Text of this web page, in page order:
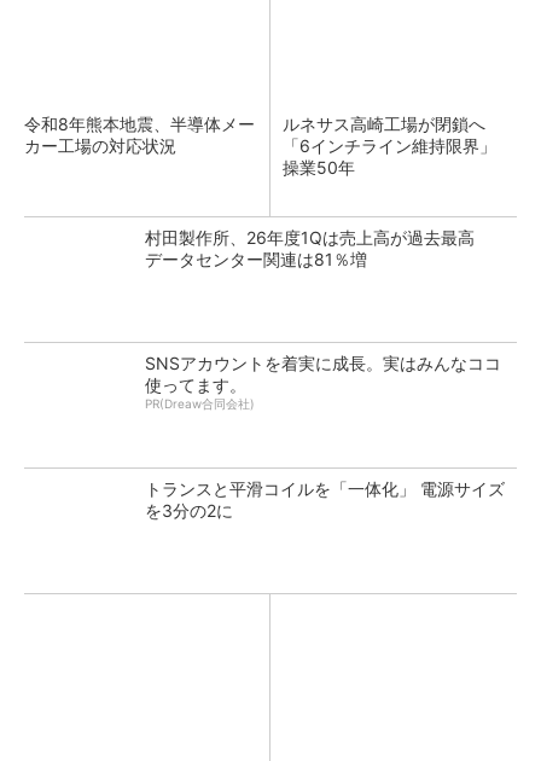
令和8年熊本地震、半導体メー
カー工場の対応状況
ルネサス高崎工場が閉鎖へ
「6インチライン維持限界」
操業50年
村田製作所、26年度1Qは売上高が過去最高
データセンター関連は81％増
SNSアカウントを着実に成長。実はみんなココ
使ってます。
PR(Dreaw合同会社)
トランスと平滑コイルを「一体化」 電源サイズ
を3分の2に